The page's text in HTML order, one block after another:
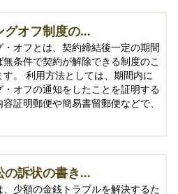
グオフ制度の...
・オフとは、契約締結後一定の期間
無条件で契約が解除できる制度のこ
す。 利用方法としては、期間内に
・オフの通知をしたことを証明する
証明郵便や簡易書留郵便などで、
の訴状の書き...
、少額の金銭トラブルを解決するた